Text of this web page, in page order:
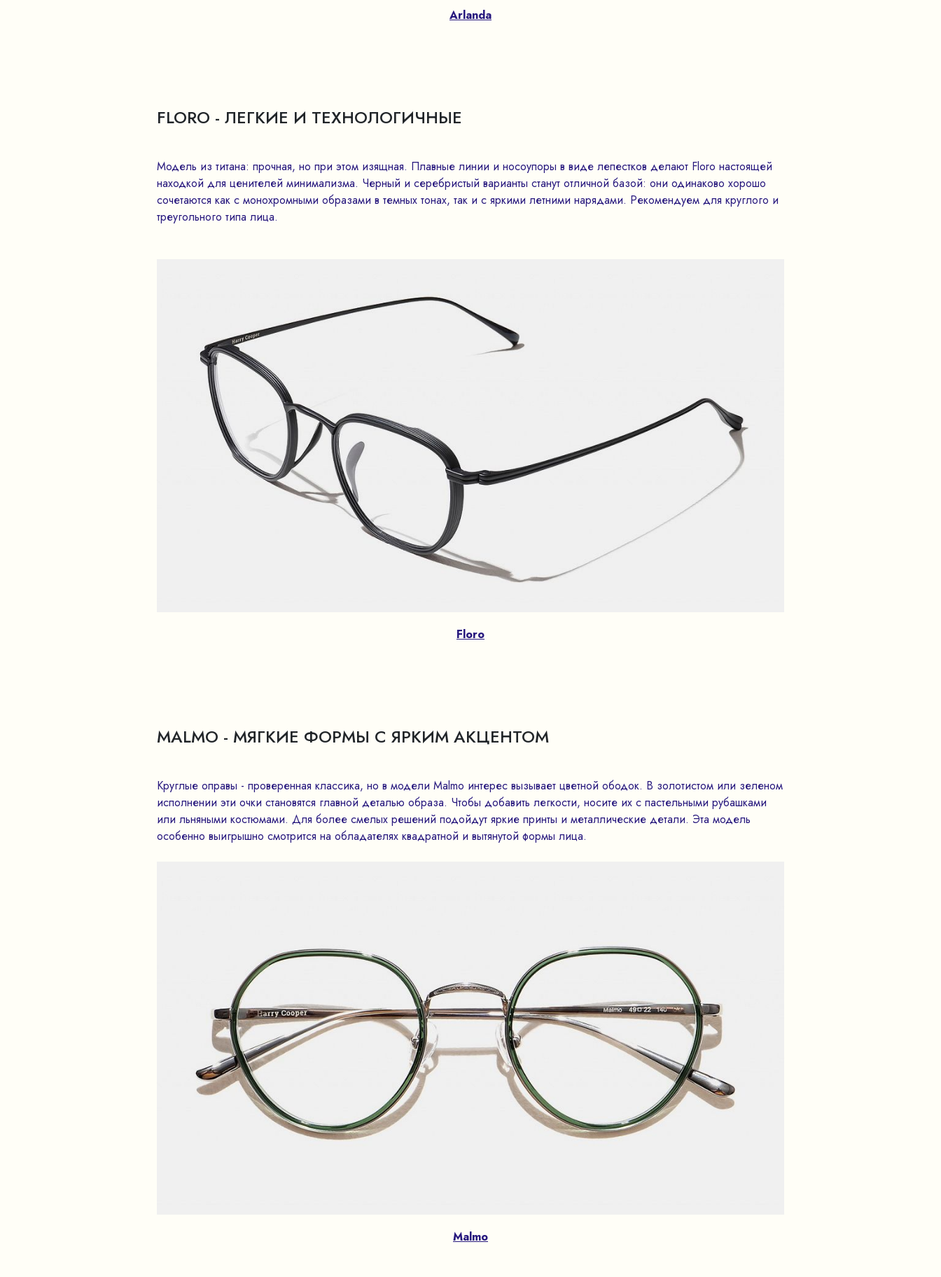
Arlanda
FLORO - ЛЕГКИЕ И ТЕХНОЛОГИЧНЫЕ
Модель из титана: прочная, но при этом изящная. Плавные линии и носоупоры в виде лепестков делают Floro настоящей
находкой для ценителей минимализма. Черный и серебристый варианты станут отличной базой: они одинаково хорошо
сочетаются как с монохромными образами в темных тонах, так и с яркими летними нарядами. Рекомендуем для круглого и
треугольного типа лица.
Floro
MALMO - МЯГКИЕ ФОРМЫ С ЯРКИМ АКЦЕНТОМ
Круглые оправы - проверенная классика, но в модели Malmo интерес вызывает цветной ободок. В золотистом или зеленом
исполнении эти очки становятся главной деталью образа. Чтобы добавить легкости, носите их с пастельными рубашками
или льняными костюмами. Для более смелых решений подойдут яркие принты и металлические детали. Эта модель
особенно выигрышно смотрится на обладателях квадратной и вытянутой формы лица.
Malmo